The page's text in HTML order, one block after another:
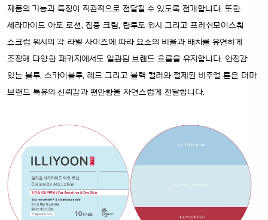
제품의 기능과 특징이 직관적으로 전달될 수 있도록 전개합니다. 또한
세라마이드 아토 로션, 집중 크림, 탑투토 워시 그리고 프레쉬모이스춰
스크럽 워시의 각 라벨 사이즈에 따라 요소의 비율과 배치를 유연하게
조정해 다양한 패키지에서도 일관된 브랜드 흐름을 유지합니다. 안정감
있는 블루, 스카이블루, 레드 그리고 블랙 컬러와 절제된 비주얼 톤은 더마
브랜드 특유의 신뢰감과 편안함을 자연스럽게 전달합니다.